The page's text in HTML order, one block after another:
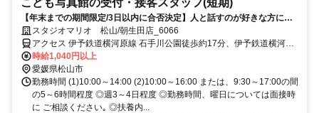
こども写真館の受付・接客スタッフ(短期)
【年末までの期間限定/3日以内に合否決定】人と話すのが好きな方にピ
ッタリ！扶養内も◎髪色・ネイル色自由♪
スタジオマリオ 松山/朝生田店_6066
アクセス 伊予鉄道横河原線 石手川公園徒歩約17分、伊予鉄道横河原
線 いよ立花徒歩約18分、伊予鉄道横河原線 松山市南口徒歩約24分
「松山市駅」徒歩15分
時給1,040円以上
愛媛県松山市
勤務時間 (1)10:00～14:00 (2)10:00～16:00 または、9:30～17:00の間
の5～6時間程度 ◎週3～4日程度 ◎勤務時間、曜日については面接時
に ご相談ください｡ ◎扶養内...